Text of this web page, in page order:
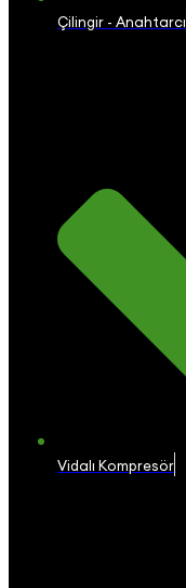
Çilingir - Anahtarcı
Vidalı Kompresör